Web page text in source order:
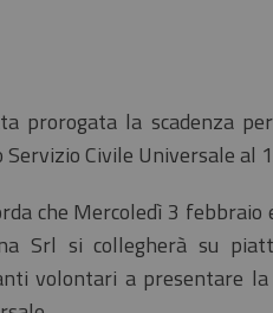
prorogata la scadenza
Servizio Civile Universale al
che Mercoledì 3
Srl si collegherà su
volontari a presentare